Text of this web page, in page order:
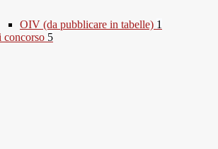
OIV (da pubblicare in tabelle) 1
concorso 5